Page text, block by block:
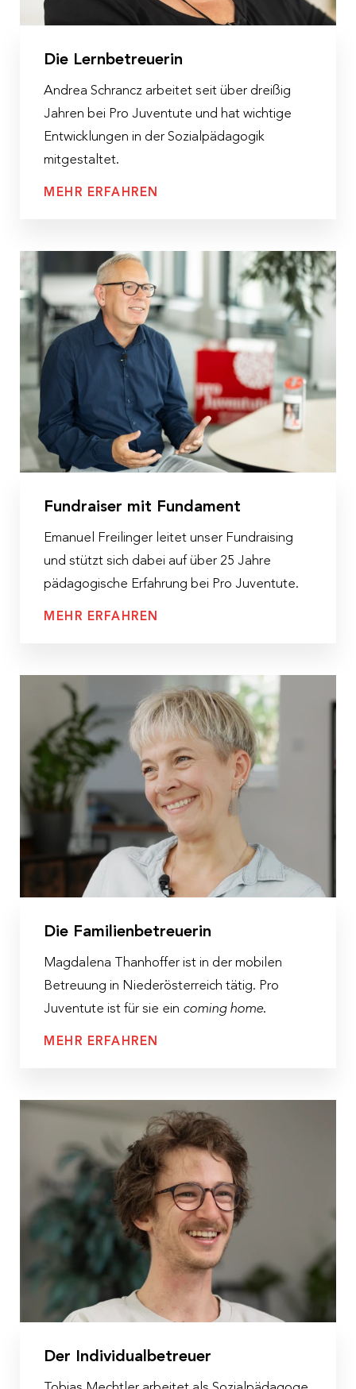
Die Lernbetreuerin
Andrea Schrancz arbeitet seit über dreißig
Jahren bei Pro Juventute und hat wichtige
Entwicklungen in der Sozialpädagogik
mitgestaltet.
MEHR ERFAHREN
Fundraiser mit Fundament
Emanuel Freilinger leitet unser Fundraising
und stützt sich dabei auf über 25 Jahre
pädagogische Erfahrung bei Pro Juventute.
MEHR ERFAHREN
Die Familienbetreuerin
Magdalena Thanhoffer ist in der mobilen
Betreuung in Niederösterreich tätig. Pro
Juventute ist für sie ein coming home.
MEHR ERFAHREN
Der Individualbetreuer